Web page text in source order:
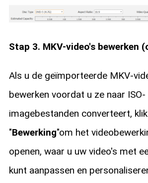
Stap 3. MKV-video's bewerken
Als u de geïmporteerde MKV-
bewerken voordat u ze naar ISO-
imagebestanden converteert,
"Bewerking"om het
openen, waar u uw video's met
kunt aanpassen en